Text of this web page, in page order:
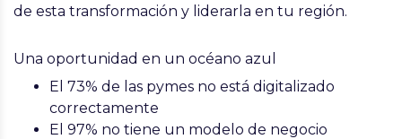
de esta transformación y liderarla en tu región.
Una oportunidad en un océano azul
El 73% de las pymes no está digitalizado
correctamente
El 97% no tiene un modelo de negocio